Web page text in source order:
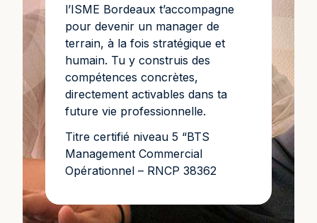
l’ISME Bordeaux t’accompagne
pour devenir un manager de
terrain, à la fois stratégique et
humain. Tu y construis des
compétences concrètes,
directement activables dans ta
future vie professionnelle.
Titre certifié niveau 5 “BTS
Management Commercial
Opérationnel – RNCP 38362